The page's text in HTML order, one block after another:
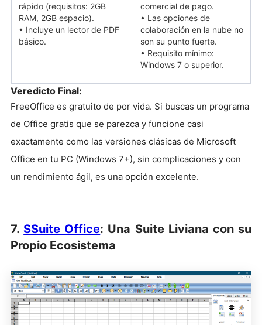
rápido (requisitos: 2GB
RAM, 2GB espacio).
• Incluye un lector de PDF
básico.
comercial de pago.
• Las opciones de
colaboración en la nube no
son su punto fuerte.
• Requisito mínimo:
Windows 7 o superior.
Veredicto Final:
FreeOffice es gratuito de por vida. Si buscas un programa
de Office gratis que se parezca y funcione casi
exactamente como las versiones clásicas de Microsoft
Office en tu PC (Windows 7+), sin complicaciones y con
un rendimiento ágil, es una opción excelente.
7. SSuite Office: Una Suite Liviana con su
Propio Ecosistema